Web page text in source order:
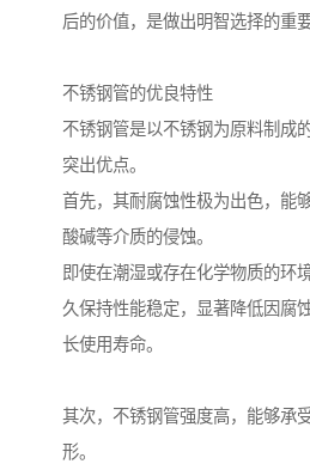
后的价值，是做出明智选择的重要
不锈钢管的优良特性
不锈钢管是以不锈钢为原料制成
突出优点。
首先，其耐腐蚀性极为出色，能
酸碱等介质的侵蚀。
即使在潮湿或存在化学物质的环
久保持性能稳定，显著降低因腐
长使用寿命。
其次，不锈钢管强度高，能够承
形。